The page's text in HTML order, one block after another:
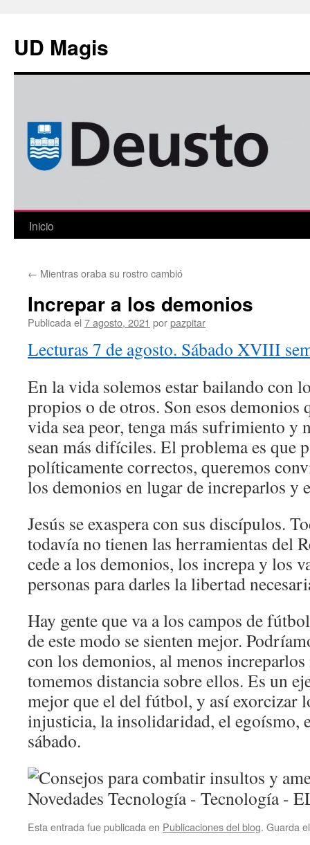
contenido
UD Magis
Inicio
← Mientras oraba su rostro cambió
Increpar a los demonios
Publicada el 7 agosto, 2021 porpazpitar
Lecturas 7 de agosto. Sábado XVIII
En la vida solemos estar bailando con
propios o de otros. Son esos demonios
vida sea peor, tenga más sufrimiento y
sean más difíciles. El problema es que
políticamente correctos, queremos
los demonios en lugar de increparlos y
Jesús se exaspera con sus discípulos.
todavía no tienen las herramientas del
cede a los demonios, los increpa y los
personas para darles la libertad
Hay gente que va a los campos de
de este modo se sienten mejor.
con los demonios, al menos
tomemos distancia sobre ellos. Es un
mejor que el del fútbol, y así exorcizar
injusticia, la insolidaridad, el
sábado.
Esta entrada fue publicada en Publicaciones del blog. Guarda